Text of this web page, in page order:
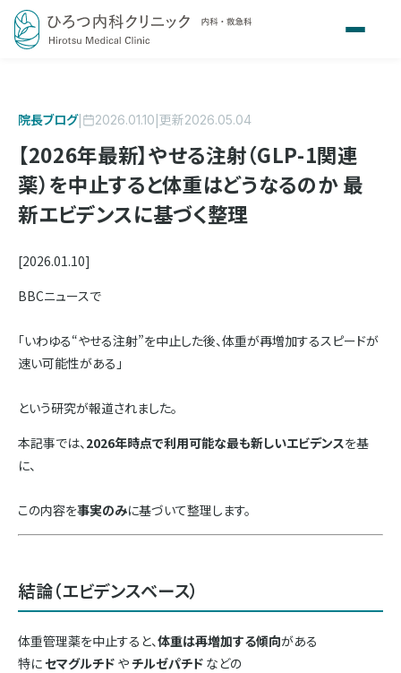
院長ブログ| 2026.01.10|更新2026.05.04
【2026年最新】やせる注射（GLP-1関連
薬）を中止すると体重はどうなるのか 最
新エビデンスに基づく整理
[2026.01.10]
BBCニュースで
「いわゆる“やせる注射”を中止した後、体重が再増加するスピードが
速い可能性がある」
という研究が報道されました。
本記事では、 2026年時点で利用可能な最も新しいエビデンスを基
に、
この内容を事実のみに基づいて整理します。
結論（エビデンスベース）
体重管理薬を中止すると、体重は再増加する傾向がある
特にセマグルチド や チルゼパチド などの